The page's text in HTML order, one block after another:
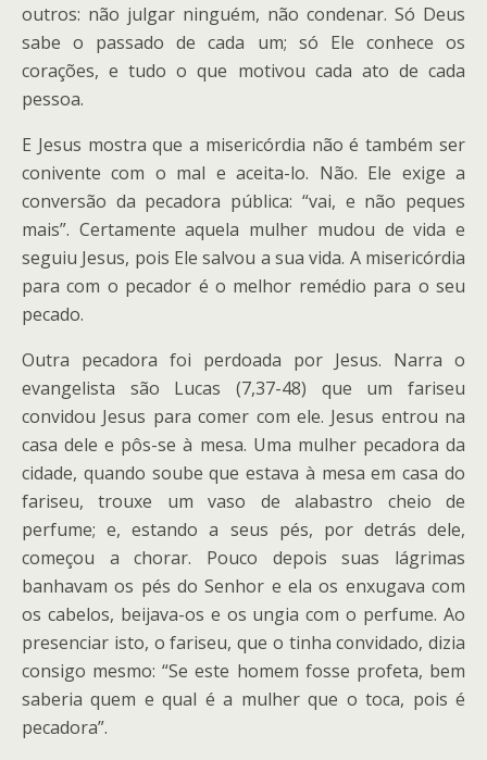
outros: não julgar ninguém, não condenar. Só Deus
sabe o passado de cada um; só Ele conhece os
corações, e tudo o que motivou cada ato de cada
pessoa.
E Jesus mostra que a misericórdia não é também ser
conivente com o mal e aceita-lo. Não. Ele exige a
conversão da pecadora pública: “vai, e não peques
mais”. Certamente aquela mulher mudou de vida e
seguiu Jesus, pois Ele salvou a sua vida. A misericórdia
para com o pecador é o melhor remédio para o seu
pecado.
Outra pecadora foi perdoada por Jesus. Narra o
evangelista são Lucas (7,37-48) que um fariseu
convidou Jesus para comer com ele. Jesus entrou na
casa dele e pôs-se à mesa. Uma mulher pecadora da
cidade, quando soube que estava à mesa em casa do
fariseu, trouxe um vaso de alabastro cheio de
perfume; e, estando a seus pés, por detrás dele,
começou a chorar. Pouco depois suas lágrimas
banhavam os pés do Senhor e ela os enxugava com
os cabelos, beijava-os e os ungia com o perfume. Ao
presenciar isto, o fariseu, que o tinha convidado, dizia
consigo mesmo: “Se este homem fosse profeta, bem
saberia quem e qual é a mulher que o toca, pois é
pecadora”.